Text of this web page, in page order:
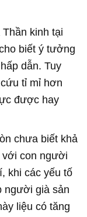
kinh tại
biết ý tưởng
dẫn. Tuy
tỉ mỉ hơn
được hay
chưa biết khả
với con người
khi các yếu tố
người già sản
liệu có tăng